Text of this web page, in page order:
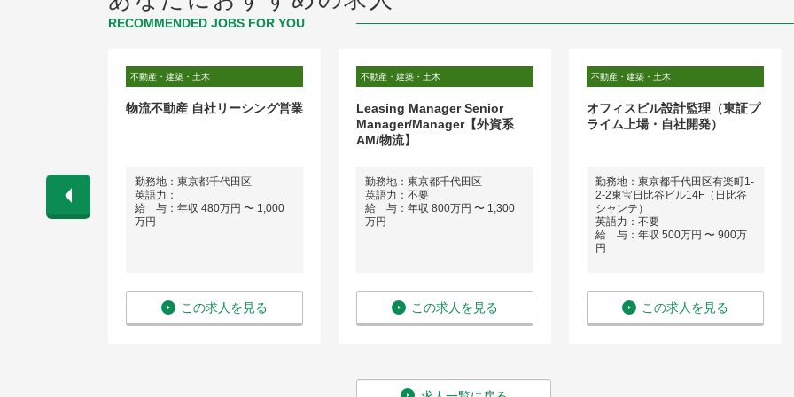
RECOMMENDED JOBS FOR YOU
区丸の内2-
〜 900万
不動産・建築・土木
物流不動産 自社リーシング営業
勤務地：東京都千代田区
英語力：
給 与：年収 480万円 〜 1,000
万円
この求人を見る
不動産・建築・土木
Leasing Manager Senior
Manager/Manager【外資系
AM/物流】
勤務地：東京都千代田区
英語力：不要
給 与：年収 800万円 〜 1,300
万円
この求人を見る
不動産・建築・土木
オフィスビル設計監理（東証プ
ライム上場・自社開発）
勤務地：東京都千代田区有楽町1-
2-2東宝日比谷ビル14F（日比谷
シャンテ）
英語力：不要
給 与：年収 500万円 〜 900万
円
この求人を見る